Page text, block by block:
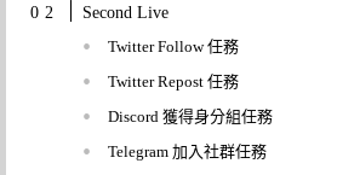
Second Live
Twitter Follow 任務
Twitter Repost 任務
Discord 獲得身分組任務
Telegram 加入社群任務